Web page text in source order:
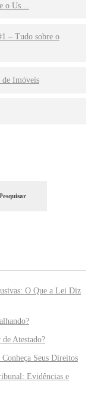
o Us…
– Tudo sobre o
de Imóveis
O Que a Lei Diz
Atestado?
Conheça Seus Direitos
Evidências e